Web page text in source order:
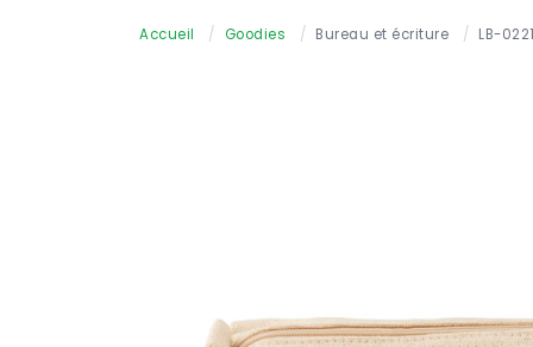
Accueil / Goodies / Bureau et écriture / LB-